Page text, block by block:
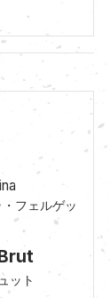
フェルゲッ
ット